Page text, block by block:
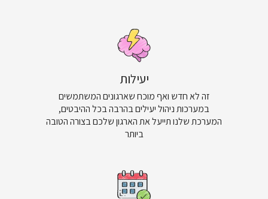
יעילות
זה לא חדש ואף מוכח שארגונים המשתמשים
במערכות ניהול יעילים בהרבה בכל ההיבטים,
המערכת שלנו תייעל את הארגון שלכם בצורה הטובה
ביותר